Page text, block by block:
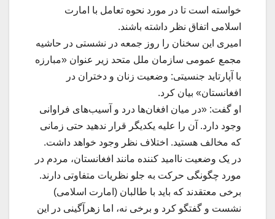
خواسته است تا در مورد نحوه تعامل با امارت
اسلامی اتفاق نظر داشته باشند.
امیری این سخنان را روز جمعه در نشستی در حاشیه
مجمع عمومی سازمان ملل متحد زیر عنوان «مبارزه
با آپارتاید جنسیتی: وضعیت زنان و دختران در
افغانستان» بیان کرد.
او گفت: «در میان افغان‌ها درد و آسیب‌های فراوانی
وجود دارد. آن را علیه یکدیگر قرار ندهید حتی زمانی
که مخالف هستید. اختلاف نظر وجود خواهد داشت.
در یک وضعیت ناامید کننده مانند افغانستان، مردم در
مورد چگونگی حرکت به جلو نظریات متفاوتی دارند.
برخی معتقدند که باید با طالبان (امارت اسلامی)
نشست و گفتگو کرد و برخی نه، اما زهرآگینی در این